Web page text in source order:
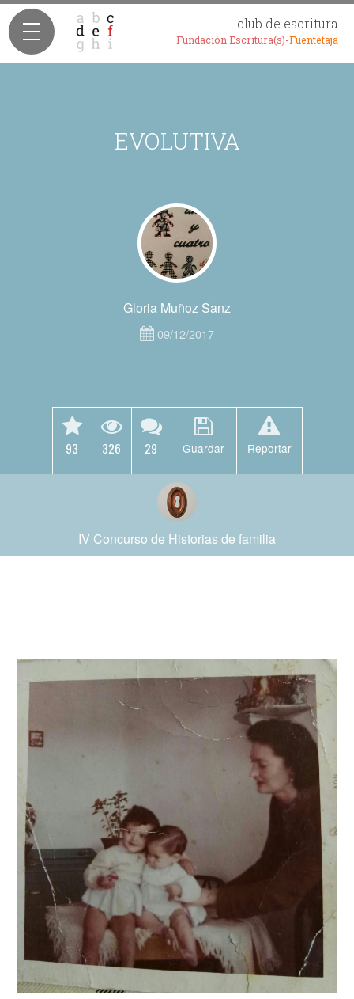
club de escritura
Fundación Escritura(s)-Fuentetaja
EVOLUTIVA
Gloria Muñoz Sanz
09/12/2017
93 326 29 Guardar Reportar
IV Concurso de Historias de familia